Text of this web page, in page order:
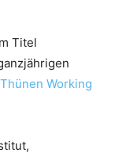
Titel
Thünen Working